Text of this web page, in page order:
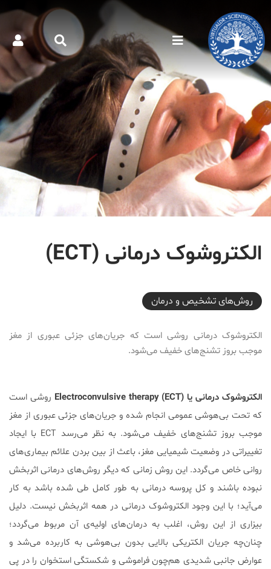
الکتروشوک درمانی (ECT)
2021-06-29T16:16:35+04:30
روش‌های تشخیص و درمان
الکتروشوک درمانی روشی‌ است که جریان‌های جزئی عبوری از مغز
موجب بروز تشنج‌های خفیف می‌شود.
الکتروشوک درمانی یا (Electroconvulsive therapy (ECT
روشی‌ است
که تحت بی‌هوشی عمومی انجام شده و جریان‌های جزئی عبوری از مغز
موجب بروز تشنج‌های خفیف می‌شود. به نظر می‌رسد ECT با ایجاد
تغییراتی در وضعیت شیمیایی مغز، باعث از بین بردن علائم بیماری‌های
روانی خاص می‌گردد. این روش زمانی که دیگر روش‌های درمانی اثربخش
نبوده باشند و کل پروسه درمانی به طور کامل طی شده باشد به کار
می‌آید؛ با این وجود الکتروشوک درمانی در همه اثربخش نیست. دلیل
بیزاری از این روش، اغلب به درمان‌های اولیه‌ی آن مربوط می‌گردد؛
چنان‌چه جریان الکتریکی بالایی بدون بی‌هوشی به کاربرده می‌شد و
عوارض جانبی شدیدی هم‌چون فراموشی و شکستگی استخوان را در پی